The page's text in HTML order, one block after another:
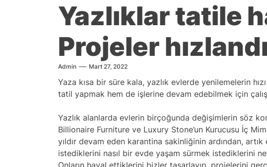
Yazlıklar tatile
Projeler hızlandı
Admin Mart 27, 2022
Yaza kısa bir süre kala, yazlık evlerde yenilemelerin
tatil yapmak hem de işlerine devam edebilmek için
Yazlık alanlarda evlerin birçoğunda değişimlerin söz
Billionaire Furniture ve Luxury Stone’un Kurucusu İç
yıldır devam eden karantina sakinliğinin ardından,
istediklerini nasıl bir evde yaşam sürmek istediklerini